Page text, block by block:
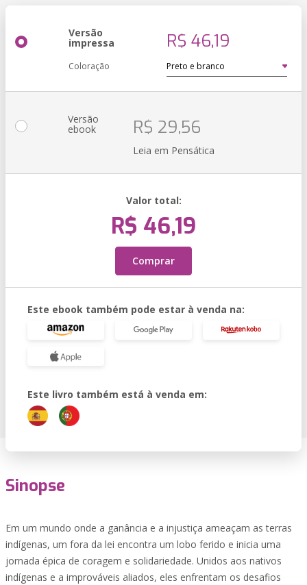
Versão
impressa R$ 46,19
Coloração
Versão
ebook R$ 29,56
Leia em Pensática
Valor total:
R$ 46,19
Comprar
Este ebook também pode estar à venda na:
Este livro também está à venda em:
Sinopse
Em um mundo onde a ganância e a injustiça ameaçam as terras
indígenas, um fora da lei encontra um lobo ferido e inicia uma
jornada épica de coragem e solidariedade. Unidos aos nativos
indígenas e a improváveis aliados, eles enfrentam os desafios